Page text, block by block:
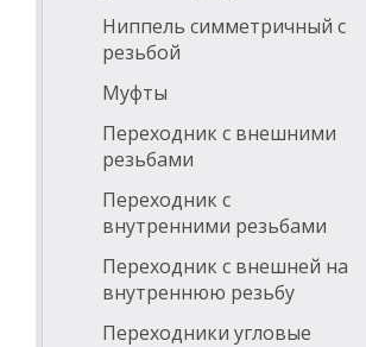
Ниппель симметричный с
резьбой
Муфты
Переходник с внешними
резьбами
Переходник с
внутренними резьбами
Переходник с внешней на
внутреннюю резьбу
Переходники угловые